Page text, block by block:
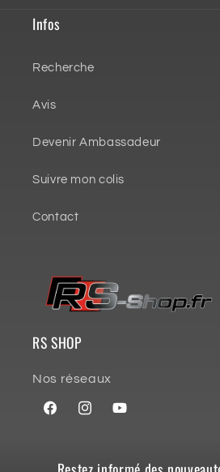
Infos
Recherche
Avis
Devenir Ambassadeur
Suivre mon colis
Contact
RS SHOP
Nos réseaux
FacebookInstagramYouTube